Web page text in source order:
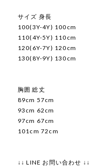
サイズ 身長
100(3Y-4Y) 100cm
110(4Y-5Y) 110cm
120(6Y-7Y) 120cm
130(8Y-9Y) 130cm
胸囲 総丈
89cm 57cm
93cm 62cm
97cm 67cm
101cm 72cm
↓↓ LINE お問い合わせ ↓↓